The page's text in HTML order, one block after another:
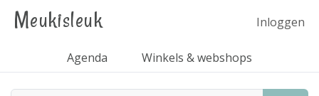
Meukisleuk Inloggen
Agenda Winkels & webshops